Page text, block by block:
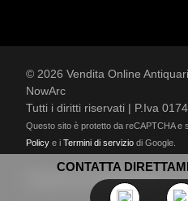
CONTATTA
© 2026 Vendita Online
NowArc
Tutti i diritti riservati | P.Iva
Questo sito è protetto da reCAPTCHA e
Policy e i Termini di servizio di Google.
Lucia Cariani and